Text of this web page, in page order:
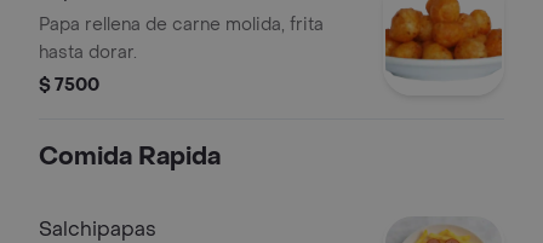
Papa rellena de carne molida, frita
hasta dorar.
$ 7500
Comida Rapida
Salchipapas